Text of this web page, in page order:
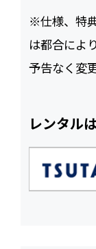
※仕様、特
は都合により
予告なく変
レンタル